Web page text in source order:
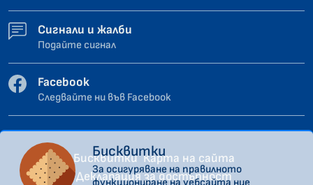
Сигнали и жалби
Подайте сигнал
Facebook
Следвайте ни във Facebook
Бисквитки Карта на сайта
Декларация за достъпност
Бисквитки
За осигуряване на правилното